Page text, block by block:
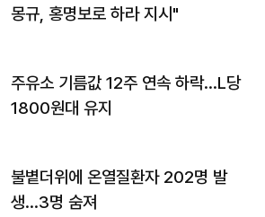
몽규, 홍명보로 하라 지시"
주유소 기름값 12주 연속 하락…L당
1800원대 유지
불볕더위에 온열질환자 202명 발
생…3명 숨져